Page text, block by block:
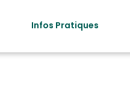
Infos Pratiques